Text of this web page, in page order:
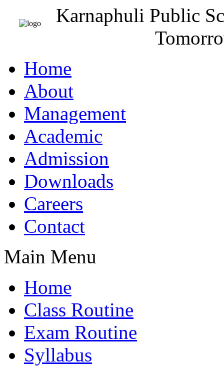
Karnaphuli Public
Home
About
Management
Academic
Admission
Downloads
Careers
Contact
Main Menu
Home
Class Routine
Exam Routine
Syllabus